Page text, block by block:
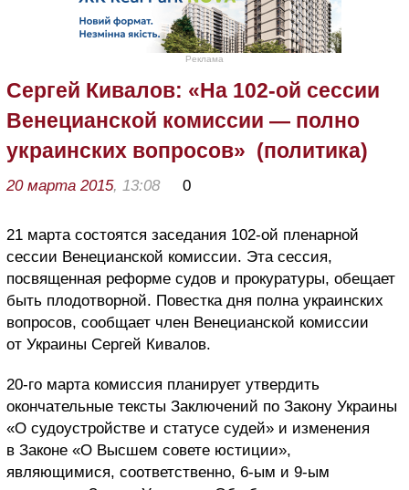
Реклама
Сергей Кивалов: «На 102-ой сессии
Венецианской комиссии — полно
украинских вопросов» (политика)
20 марта 2015, 13:08 0
21 марта состоятся заседания 102-ой пленарной
сессии Венецианской комиссии. Эта сессия,
посвященная реформе судов и прокуратуры, обещает
быть плодотворной. Повестка дня полна украинских
вопросов, сообщает член Венецианской комиссии
от Украины Сергей Кивалов.
20-го марта комиссия планирует утвердить
окончательные тексты Заключений по Закону Украины
«О судоустройстве и статусе судей» и изменения
в Законе «О Высшем совете юстиции»,
являющимися, соответственно, 6-ым и 9-ым